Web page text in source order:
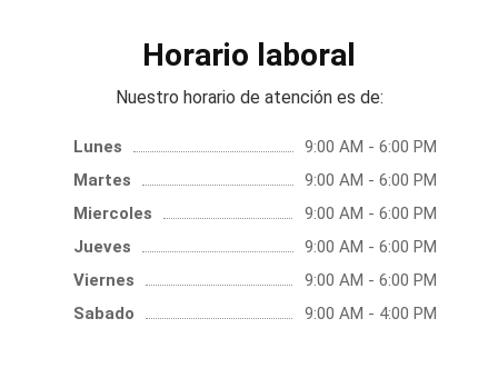
Horario laboral
Nuestro horario de atención es de:
Lunes
9:00 AM - 6:00 PM
Martes
9:00 AM - 6:00 PM
Miercoles
9:00 AM - 6:00 PM
Jueves
9:00 AM - 6:00 PM
Viernes
9:00 AM - 6:00 PM
Sabado
9:00 AM - 4:00 PM